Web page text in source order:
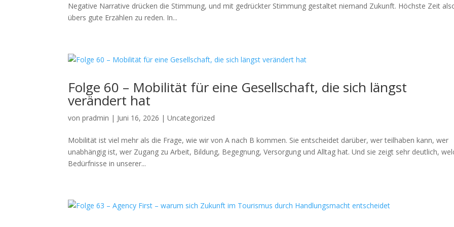
Negative Narrative drücken die Stimmung, und mit gedrückter Stimmung gestaltet niemand Zukunft. Höchste Zeit
übers gute Erzählen zu reden. In...
Folge 60 – Mobilität für eine Gesellschaft, die sich längst
verändert hat
vonpradmin | Juni 16, 2026 |Uncategorized
Mobilität ist viel mehr als die Frage, wie wir von A nach B kommen. Sie entscheidet darüber, wer teilhaben kann, wer
unabhängig ist, wer Zugang zu Arbeit, Bildung, Begegnung, Versorgung und Alltag hat. Und sie zeigt sehr deutlich,
Bedürfnisse in unserer...